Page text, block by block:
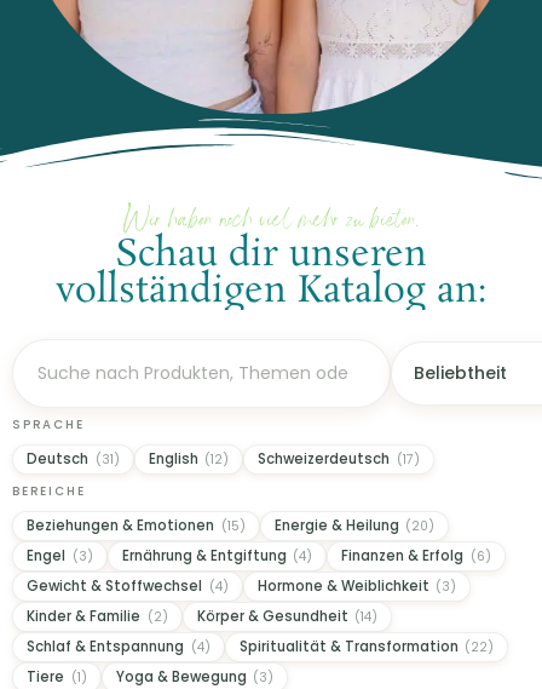
Wir haben noch viel mehr zu bieten.
Schau dir unseren
vollständigen Katalog an:
SPRACHE
Deutsch (31) English (12) Schweizerdeutsch (17)
BEREICHE
Beziehungen & Emotionen (15) Energie & Heilung (20)
Engel (3) Ernährung & Entgiftung (4) Finanzen & Erfolg (6)
Gewicht & Stoffwechsel (4) Hormone & Weiblichkeit (3)
Kinder & Familie (2) Körper & Gesundheit (14)
Schlaf & Entspannung (4) Spiritualität & Transformation (22)
Tiere (1) Yoga & Bewegung (3)